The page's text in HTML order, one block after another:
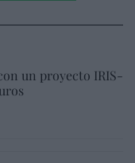
un proyecto IRIS-